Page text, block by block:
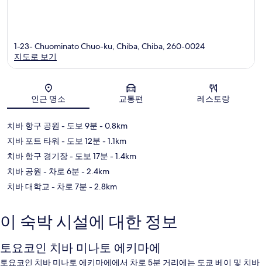
지도
1-23- Chuominato Chuo-ku, Chiba, Chiba, 260-0024
지도로 보기
인근 명소 교통편 레스토랑
치바 항구 공원 - 도보 9분 - 0.8km
지바 포트 타워 - 도보 12분 - 1.1km
치바 항구 경기장- 도보 17분 - 1.4km
치바 공원 - 차로 6분 - 2.4km
치바 대학교 - 차로 7분 - 2.8km
이 숙박 시설에 대한 정보
토요코인 치바 미나토 에키마에
토요코인 치바 미나토 에키마에에서 차로 5분 거리에는 도쿄 베이 및 치바